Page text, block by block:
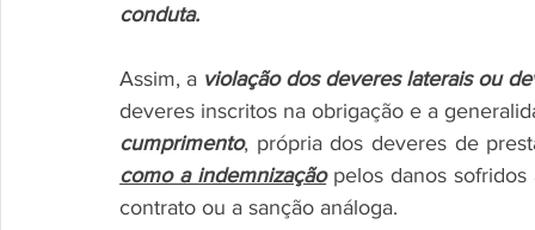
conduta.
Assim, a violação dos deveres laterais ou
deveres inscritos na obrigação e a
cumprimento, própria dos deveres de
como a indemnização pelos danos sofridos
contrato ou a sanção análoga.